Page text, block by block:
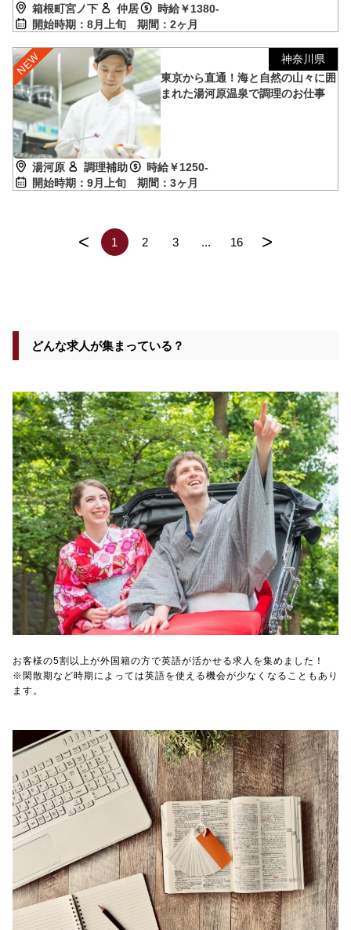
箱根町宮ノ下 仲居
時給￥1380-
開始時期：8月上旬 期間：2ヶ月
神奈川県
東京から直通！海と自然の山々に囲
まれた湯河原温泉で調理のお仕事
湯河原 調理補助
時給￥1250-
開始時期：9月上旬 期間：3ヶ月
< 1 2 3 ... 16 >
どんな求人が集まっている？
お客様の5割以上が外国籍の方で英語が活かせる求人を集めました！
※閑散期など時期によっては英語を使える機会が少なくなることもあり
ます。